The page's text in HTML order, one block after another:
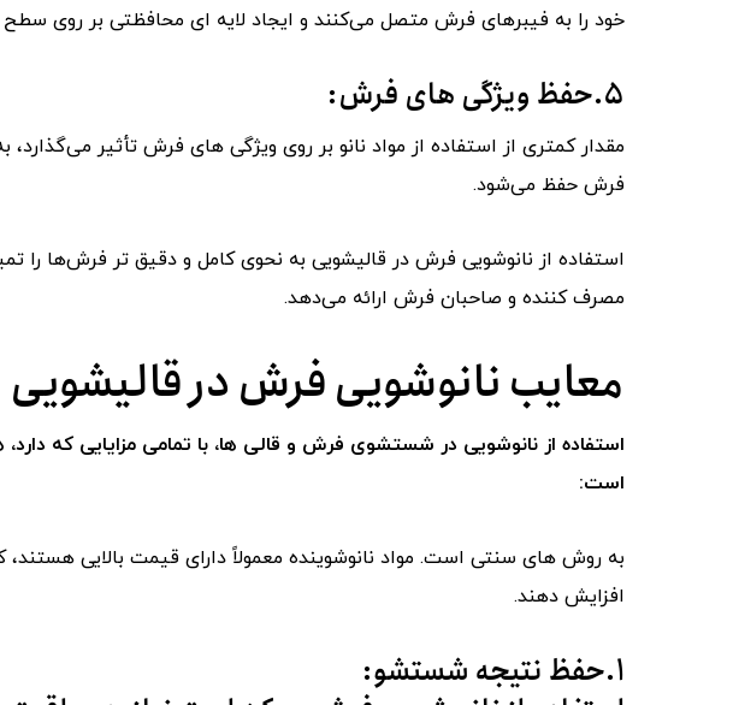
خود را به فیبرهای فرش متصل می‌کنند و ایجاد لایه ‌ای محافظتی بر روی
۵.حفظ ویژگی ‌های فرش:
مقدار کمتری از استفاده از مواد نانو بر روی ویژگی ‌های فرش تأثیر
فرش حفظ می‌شود.
استفاده از نانوشویی فرش در قالیشویی به نحوی کامل و دقیق تر فرش‌ها را
مصرف ‌کننده و صاحبان فرش ارائه می‌دهد.
معایب نانوشویی فرش در قالیشویی
استفاده از نانوشویی در شستشوی فرش و قالی ‌ها، با تمامی مزایایی که دارد،
است:
به روش ‌های سنتی است. مواد نانوشوینده معمولاً دارای قیمت بالایی
افزایش دهند.
۱.حفظ نتیجه شستشو: